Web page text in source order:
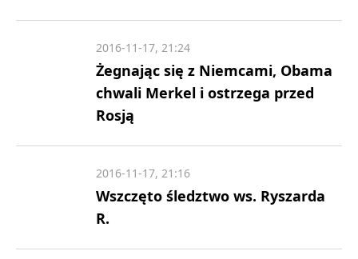
Żegnając się z Niemcami, Obama
chwali Merkel i ostrzega przed
Rosją
2016-11-17, 21:24
Wszczęto śledztwo ws. Ryszarda
R.
2016-11-17, 21:16